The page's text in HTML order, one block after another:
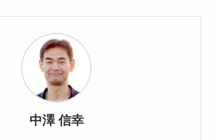
中澤 信幸